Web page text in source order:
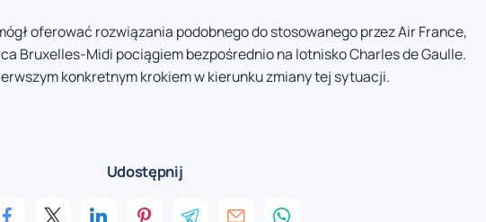
oferować rozwiązania podobnego do stosowanego przez Air France,
Bruxelles-Midi pociągiem bezpośrednio na lotnisko Charles de Gaulle.
konkretnym krokiem w kierunku zmiany tej sytuacji.
Udostępnij